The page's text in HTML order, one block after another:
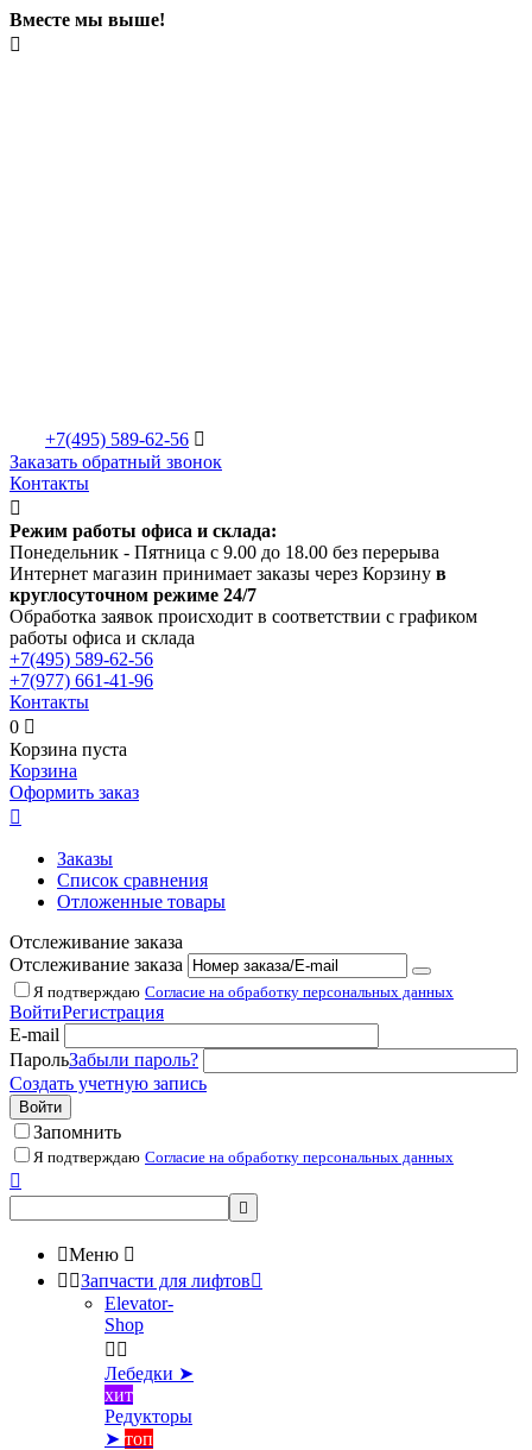
Вместе мы выше!

+7(495) 589-62-56 
Заказать обратный звонок
Контакты

Режим работы офиса и склада:
Понедельник - Пятница с 9.00 до 18.00 без перерыва
Интернет магазин принимает заказы через Корзину в
круглосуточном режиме 24/7
Обработка заявок происходит в соответствии с графиком
работы офиса и склада
+7(495) 589-62-56
+7(977) 661-41-96
Контакты
0 
Корзина пуста
Корзина
Оформить заказ

Заказы
Список сравнения
Отложенные товары
Отслеживание заказа
Отслеживание заказа
Я подтверждаю Согласие на обработку персональных данных
ВойтиРегистрация
E-mail
ПарольЗабыли пароль?
Создать учетную запись
Войти
Запомнить
Я подтверждаю Согласие на обработку персональных данных


Меню 
 Запчасти для лифтов
Elevator-
Shop
 
Лебедки ➤
хит
Редукторы
➤ топ